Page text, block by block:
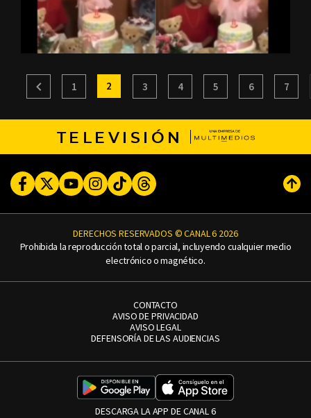
1 2 3 4 5 6 7
TELEVISIÓN
FacebookTwitterYoutubeInstagram
TikTokThreads
DERECHOS RESERVADOS © CANAL 6 2026
Prohibida la reproducción total o parcial, incluyendo cualquier medio
electrónico o magnético.
CONTACTO
AVISO DE PRIVACIDAD
AVISO LEGAL
DEFENSORÍA DE LAS AUDIENCIAS
DESCARGA LA APP DE CANAL 6